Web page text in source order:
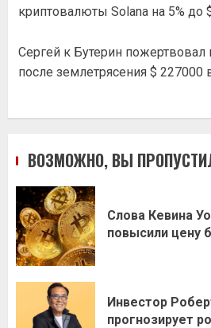
криптовалюты Solana на 5% до
Сергей к Бутерин
после землетрясения $ 227000
ВОЗМОЖНО, ВЫ
Слова Кевина
повысили цену
Инвестор
прогнозирует